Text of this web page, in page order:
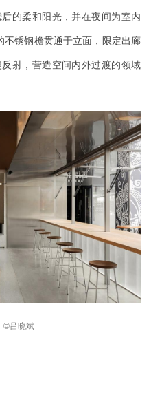
的柔和阳光，并在夜间为室内
锈钢檐贯通于立面，限定出廊
射，营造空间内外过渡的领域
©吕晓斌